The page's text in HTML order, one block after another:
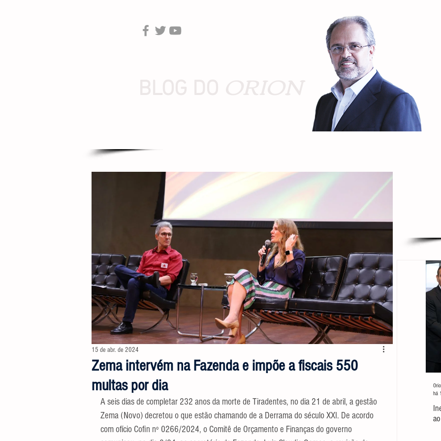
Zema intervém na Fazenda e impõe a fiscais 550
multas por dia
15 de abr. de 2024
A seis dias de completar 232 anos da morte de Tiradentes, no dia 21 de abril, a gestão
Zema (Novo) decretou o que estão chamando de a Derrama do século XXI. De acordo
com ofício Cofin nº 0266/2024, o Comitê de Orçamento e Finanças do governo
há